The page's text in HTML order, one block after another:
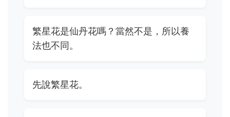
繁星花是仙丹花嗎？當然不是，所以養
法也不同。
先說繁星花。